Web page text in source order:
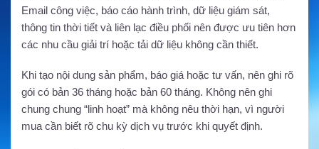
Email công việc, báo cáo hành trình, dữ liệu giám sát,
thông tin thời tiết và liên lạc điều phối nên được ưu tiên hơn
các nhu cầu giải trí hoặc tải dữ liệu không cần thiết.
Khi tạo nội dung sản phẩm, báo giá hoặc tư vấn, nên ghi rõ
gói có bản 36 tháng hoặc bản 60 tháng. Không nên ghi
chung chung “linh hoạt” mà không nêu thời hạn, vì người
mua cần biết rõ chu kỳ dịch vụ trước khi quyết định.